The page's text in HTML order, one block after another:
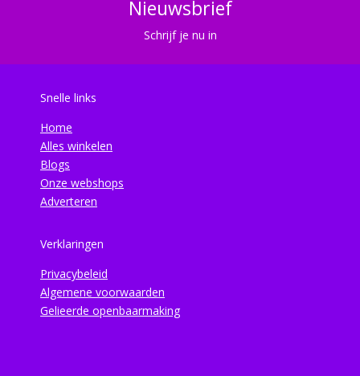
Nieuwsbrief
Schrijf je nu in
Snelle links
Home
Alles winkelen
Blogs
Onze webshops
Adverteren
Verklaringen
Privacybeleid
Algemene voorwaarden
Gelieerde openbaarmaking